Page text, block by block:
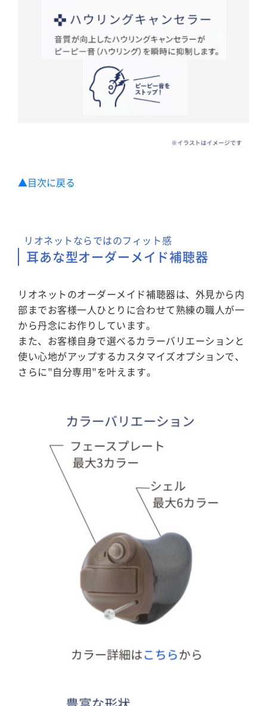
▲目次に戻る
リオネットならではのフィット感
耳あな型オーダーメイド補聴器
リオネットのオーダーメイド補聴器は、外見から内
部までお客様一人ひとりに合わせて熟練の職人が一
から丹念にお作りしています。
また、お客様自身で選べるカラーバリエーションと
使い心地がアップするカスタマイズオプションで、
さらに"自分専用"を叶えます。